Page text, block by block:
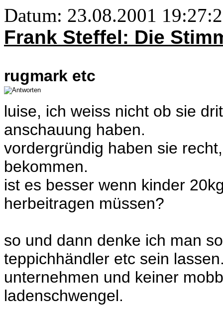
Datum: 23.08.2001
Frank Steffel: Die
rugmark etc
luise, ich weiss nicht ob sie
anschauung haben.
vordergründig haben sie
bekommen.
ist es besser wenn kinder
herbeitragen müssen?
so und dann denke ich man
teppichhändler etc sein
unternehmen und keiner
ladenschwengel.